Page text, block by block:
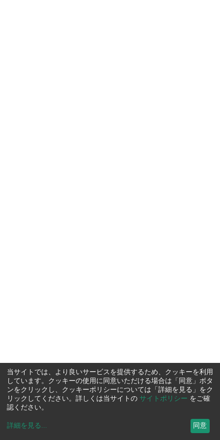
当サイトでは、より良いサービスを提供するため、クッキーを利用
しています。クッキーの使用に同意いただける場合は「同意」ボタ
ンをクリックし、クッキーポリシーについては「詳細を見る」をク
リックしてください。詳しくは当サイトの サイトポリシー をご確
認ください。
詳細を見る ... 同意